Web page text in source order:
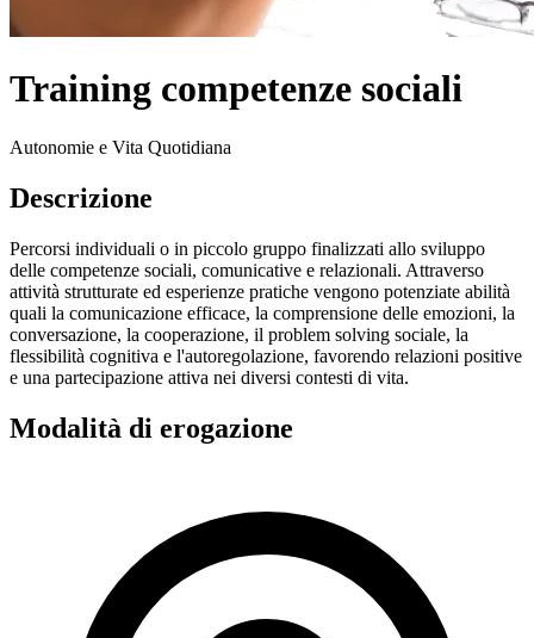
Training competenze sociali
Autonomie e Vita Quotidiana
Descrizione
Percorsi individuali o in piccolo gruppo finalizzati allo sviluppo
delle competenze sociali, comunicative e relazionali. Attraverso
attività strutturate ed esperienze pratiche vengono potenziate abilità
quali la comunicazione efficace, la comprensione delle emozioni, la
conversazione, la cooperazione, il problem solving sociale, la
flessibilità cognitiva e l'autoregolazione, favorendo relazioni positive
e una partecipazione attiva nei diversi contesti di vita.
Modalità di erogazione